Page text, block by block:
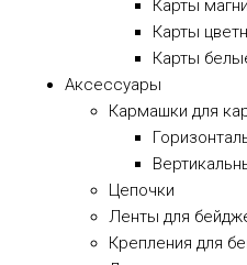
Карты
Карты
Карты
Аксессуары
Кармашки для
Цепочки
Ленты для
Крепления для